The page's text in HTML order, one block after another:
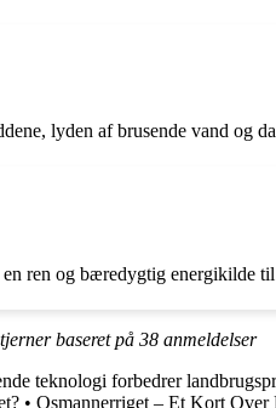
lyden af brusende vand og
ren og bæredygtig energikilde
baseret på 38 anmeldelser
teknologi forbedrer
• Osmannerriget – Et Kort Over